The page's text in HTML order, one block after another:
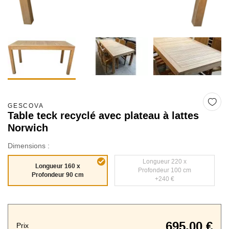
GESCOVA
Table teck recyclé avec plateau à lattes
Norwich
Dimensions :
Longueur 160 x
Profondeur 90 cm
Longueur 220 x
Profondeur 100 cm
+240 €
Prix